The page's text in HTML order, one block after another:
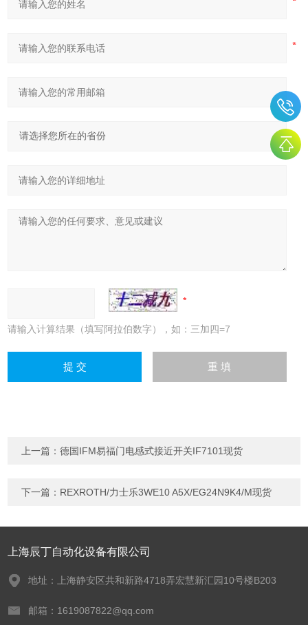
请输入计算结果（填写阿拉伯数字），如：三加四=7
上一篇：德国IFM易福门电感式接近开关IF7101现货
下一篇： REXROTH/力士乐3WE10 A5X/EG24N9K4/M现货
上海辰丁自动化设备有限公司
地址：上海静安区共和新路4718弄宏慧新汇园10号楼B203
邮箱：1619087822@qq.com